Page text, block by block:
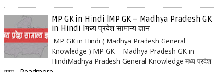
MP GK in Hindi |MP GK – Madhya Pradesh GK
in Hindi |मध्य प्रदेश सामान्य ज्ञान
MP GK in Hindi ( Madhya Pradesh General
Knowledge ) MP GK – Madhya Pradesh GK in
HindiMadhya Pradesh General Knowledge मध्य प्रदेश